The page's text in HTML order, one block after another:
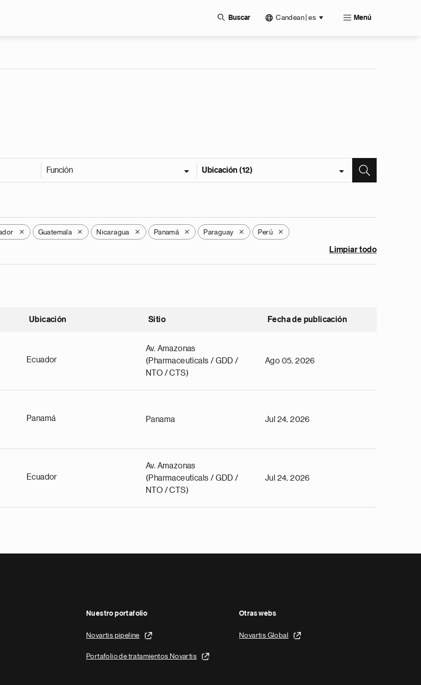
Buscar Candean | es Menú
Función Ubicación (12)
X Guatemala X Nicaragua X Panamá X Paraguay X Perú X
Limpiar todo
Ubicación Sitio Fecha de publicación
Ecuador
Av. Amazonas
(Pharmaceuticals / GDD /
NTO / CTS)
Ago 05, 2026
Panamá Panama Jul 24, 2026
Ecuador
Av. Amazonas
(Pharmaceuticals / GDD /
NTO / CTS)
Jul 24, 2026
Nuestro portafolio
Novartis pipeline
Portafolio de tratamientos Novartis
Otras webs
Novartis Global